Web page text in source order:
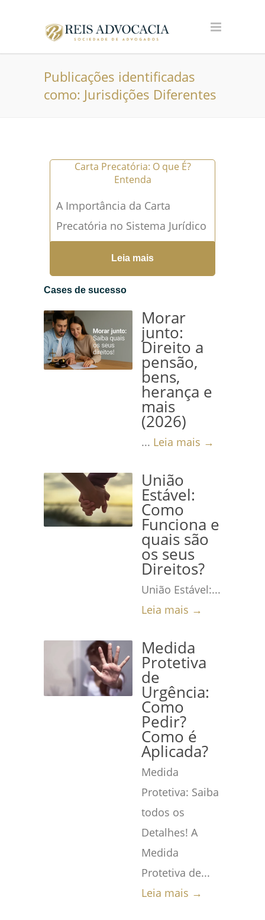
Publicações identificadas
como: Jurisdições Diferentes
Carta Precatória: O que É?
Entenda
A Importância da Carta
Precatória no Sistema Jurídico
A carta precatória
desempenha um papel
fundamental no sistema
processos legais ocorram de
maneira suave e justa, mesmo
quando...Leia mais →
Leia mais
Cases de sucesso
Morar
junto:
Direito a
pensão,
bens,
herança e
mais
(2026)
... Leia mais →
União
Estável:
Como
Funciona e
quais são
os seus
Direitos?
União Estável:...
Leia mais →
Medida
Protetiva
de
Urgência:
Como
Pedir?
Como é
Aplicada?
Medida
Protetiva: Saiba
todos os
Detalhes! A
Medida
Protetiva de...
Leia mais →